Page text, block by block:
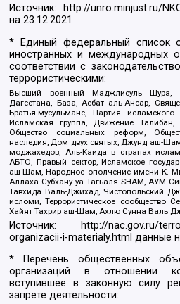
Источник: http://unro.minjust.ru/
на23.12.2021
* Единый федеральный список
иностранных и международных
соответствии с
террористическими:
Высший военный Маджлисуль Шура,
Дагестана, База, Асбат аль-Ансар,
Братья-мусульмане, Партия
Исламская группа, Движение Талибан,
Общество социальных реформ,
наследия, Дом двух святых, Джунд аш-
моджахедов, Аль-Каида в странах
АБТО, Правый сектор, Исламское
аш-Шам, Народное ополчение имени К.
Аллаха Субхану уа Тагьаля SHAM, АУМ
Тавхида Валь-Джихад, Чистопольский
исломи, Террористическое сообщество
Хайят Тахрир аш-Шам, Ахлю Сунна Валь
Источник:
http://nac.gov.ru/
organizacii-i-materialy.html данные
* Перечень общественных
организаций в отношении
вступившее в законную силу
запрете деятельности: